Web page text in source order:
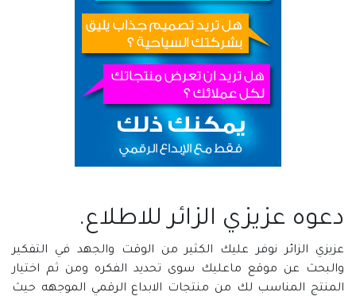
دعوه عزيزي الزائر للاطلاع.
عزيزي الزائر نوفر عليك الكثير من الوقت والجهد في التفكير
والبحث عن موقع ماعليك سوى تحديد الفكره ومن ثم اختيار
المنتج المناسب لك من منتجات الابداع الرقمي الموجهه حيث